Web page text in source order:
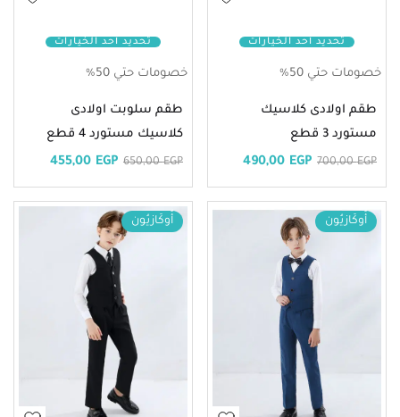
تحديد أحد الخيارات
خصومات حتي 50%
طقم اولادى كلاسيك
مستورد 3 قطع
700,00EGP
490,00 EGP
تحديد أحد الخيارات
خصومات حتي 50%
طقم سلوبت اولادى
كلاسيك مستورد 4 قطع
650,00EGP
455,00 EGP
أُوكَازيُون أُوكَازيُون